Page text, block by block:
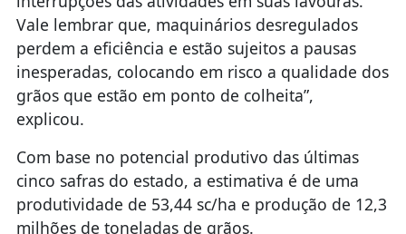
Vale lembrar que, maquinários desregulados
perdem a eficiência e estão sujeitos a pausas
inesperadas, colocando em risco a qualidade dos
grãos que estão em ponto de colheita”,
explicou.
Com base no potencial produtivo das últimas
cinco safras do estado, a estimativa é de uma
produtividade de 53,44 sc/ha e produção de 12,3
milhões de toneladas de grãos.